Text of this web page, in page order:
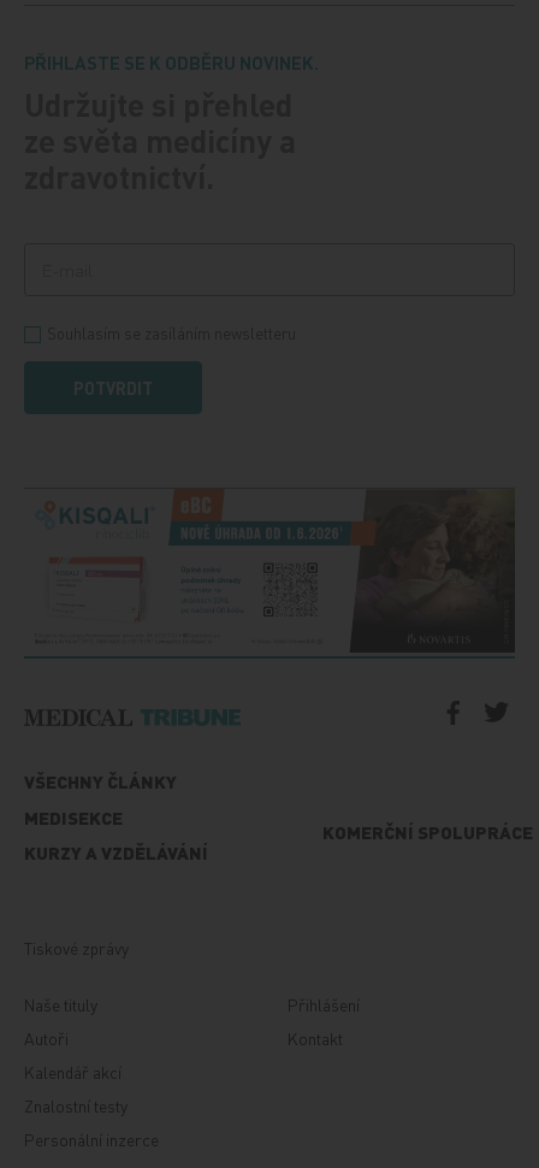
PŘIHLASTE SE K ODBĚRU NOVINEK.
POTVRDIT
VŠECHNY ČLÁNKY
MEDISEKCE
KURZY A VZDĚLÁVÁNÍ
KOMERČNÍ SPOLUPRÁCE
Tiskové zprávy
Naše tituly
Autoři
Kalendář akcí
Znalostní testy
Personální inzerce
Přihlášení
Kontakt